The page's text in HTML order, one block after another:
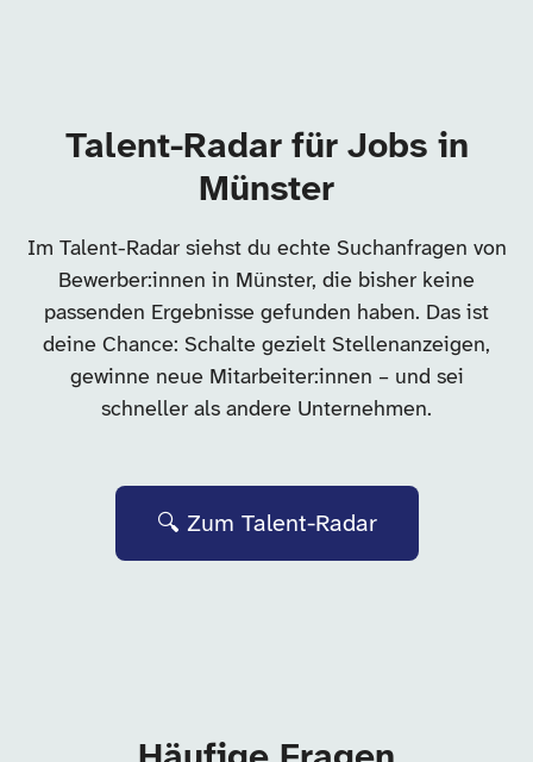
Talent-Radar für Jobs in
Münster
Im Talent-Radar siehst du echte Suchanfragen von
Bewerber:innen in Münster, die bisher keine
passenden Ergebnisse gefunden haben. Das ist
deine Chance: Schalte gezielt Stellenanzeigen,
gewinne neue Mitarbeiter:innen – und sei
schneller als andere Unternehmen.
🔍 Zum Talent-Radar